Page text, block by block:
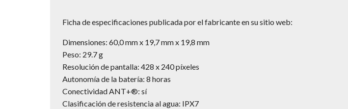
Ficha de especificaciones publicada por el fabricante en su sitio web:
Dimensiones: 60,0 mm x 19,7 mm x 19,8 mm
Peso: 29.7 g
Resolución de pantalla: 428 x 240 píxeles
Autonomía de la batería: 8 horas
Conectividad ANT+®: sí
Clasificación de resistencia al agua: IPX7